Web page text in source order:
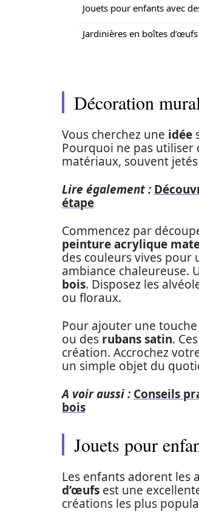
Jouets pour enfants avec
Jardinières en boîtes d’œufs
Décoration
Vous cherchez une idée
Pourquoi ne pas utiliser
matériaux, souvent
Lire également :
étape
Commencez par
peinture acrylique
des couleurs vives
ambiance chaleureuse.
bois. Disposez les
ou floraux.
Pour ajouter une
ou des rubans satin.
création. Accrochez
un simple objet du
A voir aussi : Conseils
bois
Jouets pour
Les enfants adorent les
d’œufs est une
créations les plus